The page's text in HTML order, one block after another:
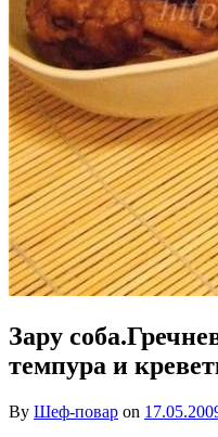
Зару
темпура и
By Шеф-повар on